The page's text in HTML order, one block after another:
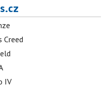
Creed
IV